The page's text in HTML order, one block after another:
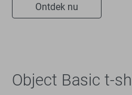
Ontdek nu
Object Basic t-